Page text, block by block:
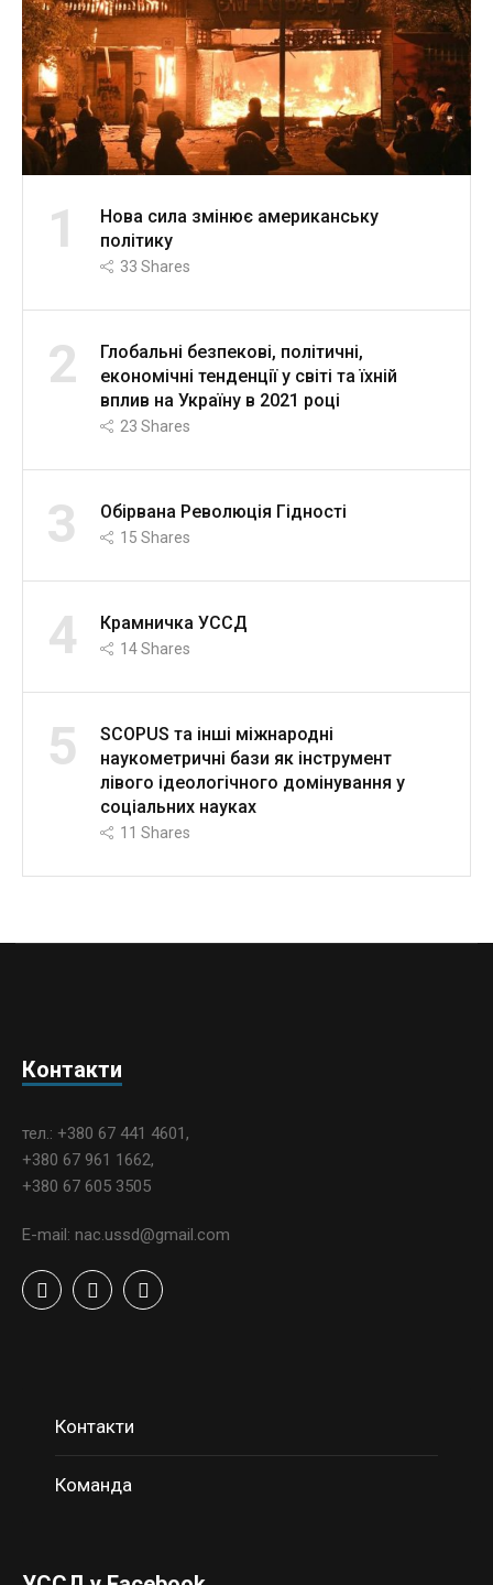
1
Нова сила змінює американську
політику
33 Shares
2
Глобальні безпекові, політичні,
економічні тенденції у світі та їхній
вплив на Україну в 2021 році
23 Shares
3 Обірвана Революція Гідності
15 Shares
4 Крамничка УССД
14Shares
5
SCOPUS та інші міжнародні
наукометричні бази як інструмент
лівого ідеологічного домінування у
соціальних науках
11 Shares
Контакти
тел.: +380 67 441 4601,
+380 67 961 1662,
+380 67 605 3505
E-mail: nac.ussd@gmail.com
Контакти
Команда